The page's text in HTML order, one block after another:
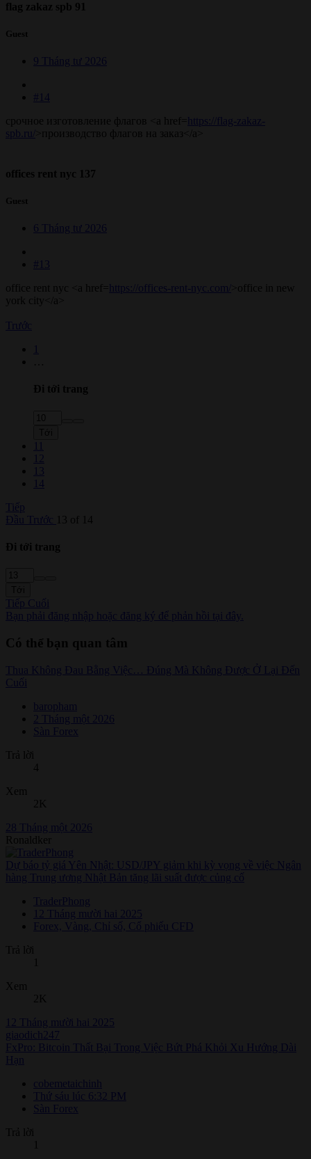
flag zakaz spb 91
Guest
9 Tháng tư 2026
#14
срочное изготовление флагов <a href=
https://flag-zakaz-
spb.ru/
>производство флагов на заказ</a>
offices rent nyc 137
Guest
6 Tháng tư 2026
#13
office rent nyc <a href=
https://offices-rent-nyc.com/
>office in new
york city</a>
Trước
Đi tới trang
13
14
Tiếp
Đầu
Trước 13 of 14
Đi tới trang
Tiếp Cuối
Bạn phải đăng nhập hoặc đăng ký để phản hồi tại đây.
Có thể bạn quan tâm
Thua Không Đau Bằng Việc… Đúng Mà Không Được Ở Lại Đến
Cuối
baropham
2 Tháng một 2026
Sàn Forex
Trả lời
4
Xem
2K
28 Tháng một 2026
Ronaldker
Dự báo tỷ giá Yên Nhật: USD/JPY giảm khi kỳ vọng về việc Ngân
hàng Trung ương Nhật Bản tăng lãi suất được củng cố
TraderPhong
12 Tháng mười hai 2025
Forex, Vàng, Chỉ số, Cổ phiếu CFD
Trả lời
Xem
2K
12 Tháng mười hai 2025
giaodich247
FxPro: Bitcoin Thất Bại Trong Việc Bứt Phá Khỏi Xu Hướng Dài
Hạn
cobemetaichinh
Thứ sáu lúc 6:32 PM
Sàn Forex
Trả lời